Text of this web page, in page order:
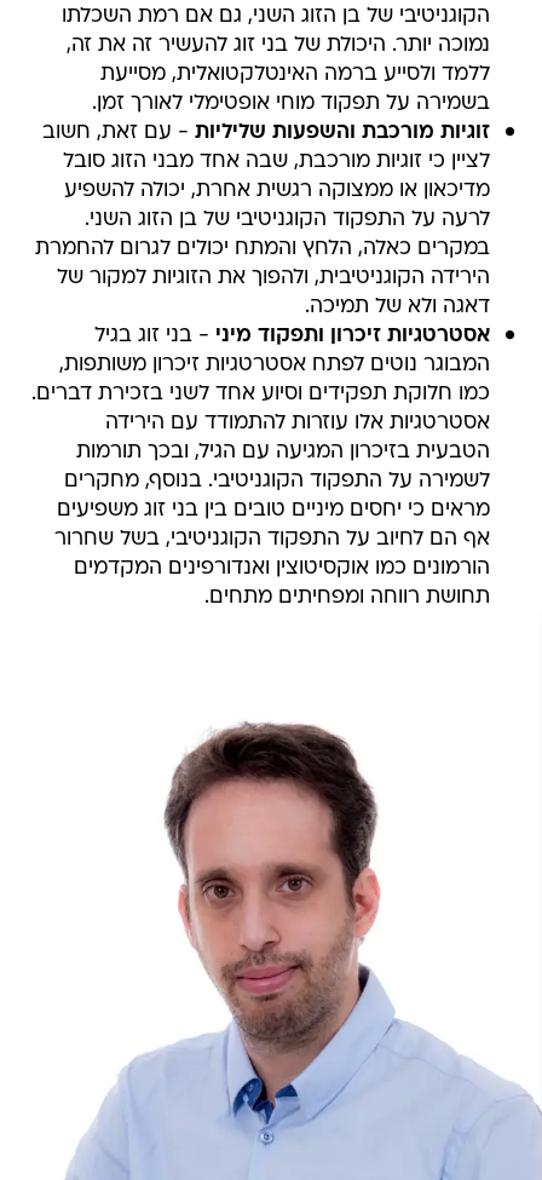
הקוגניטיבי של בן הזוג השני, גם אם רמת השכלתו
נמוכה יותר. היכולת של בני זוג להעשיר זה את זה,
ללמד ולסייע ברמה האינטלקטואלית, מסייעת
בשמירה על תפקוד מוחי אופטימלי לאורך זמן.
זוגיות מורכבת והשפעות שליליות - עם זאת, חשוב
לציין כי זוגיות מורכבת, שבה אחד מבני הזוג סובל
מדיכאון או ממצוקה רגשית אחרת, יכולה להשפיע
לרעה על התפקוד הקוגניטיבי של בן הזוג השני.
במקרים כאלה, הלחץ והמתח יכולים לגרום להחמרת
הירידה הקוגניטיבית, ולהפוך את הזוגיות למקור של
דאגה ולא של תמיכה.
אסטרטגיות זיכרון ותפקוד מיני - בני זוג בגיל
המבוגר נוטים לפתח אסטרטגיות זיכרון משותפות,
כמו חלוקת תפקידים וסיוע אחד לשני בזכירת דברים.
אסטרטגיות אלו עוזרות להתמודד עם הירידה
הטבעית בזיכרון המגיעה עם הגיל, ובכך תורמות
לשמירה על התפקוד הקוגניטיבי. בנוסף, מחקרים
מראים כי יחסים מיניים טובים בין בני זוג משפיעים
אף הם לחיוב על התפקוד הקוגניטיבי, בשל שחרור
הורמונים כמו אוקסיטוצין ואנדורפינים המקדמים
תחושת רווחה ומפחיתים מתחים.